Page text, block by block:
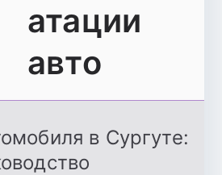
атации
авто
в Сургуте: